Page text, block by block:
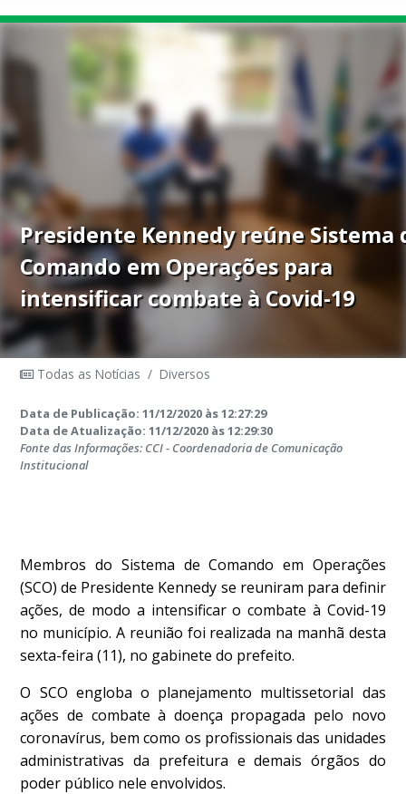
Presidente Kennedy reúne Sistema
Comando em Operações para
intensificar combate à Covid-19
Todas as Notícias / Diversos
Data de Publicação: 11/12/2020 às 12:27:29
Data de Atualização: 11/12/2020 às 12:29:30
Fonte das Informações: CCI - Coordenadoria de Comunicação
Institucional
Membros do Sistema de Comando em Operações
(SCO) de Presidente Kennedy se reuniram para definir
ações, de modo a intensificar o combate à Covid-19
no município. A reunião foi realizada na manhã desta
sexta-feira (11), no gabinete do prefeito.
O SCO engloba o planejamento multissetorial das
ações de combate à doença propagada pelo novo
coronavírus, bem como os profissionais das unidades
administrativas da prefeitura e demais órgãos do
poder público nele envolvidos.